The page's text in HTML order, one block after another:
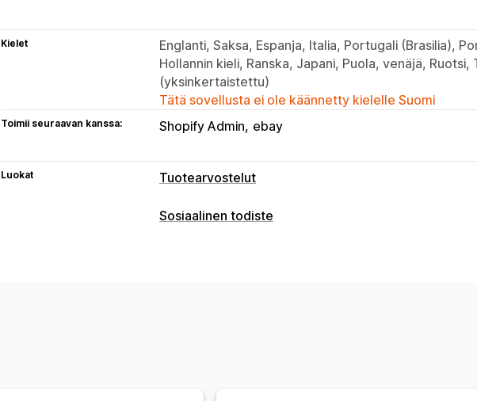
Kielet
Englanti, Saksa, Espanja, Italia, Portugali (Brasilia),
Hollannin kieli, Ranska, Japani, Puola, venäjä, Ruotsi,
(yksinkertaistettu)
Tätä sovellusta ei ole käännetty kielelle Suomi
Toimii seuraavan kanssa: Shopify Admin ebay
Luokat Tuotearvostelut
Näyttövaihtoehdot
Sosiaalinen todiste